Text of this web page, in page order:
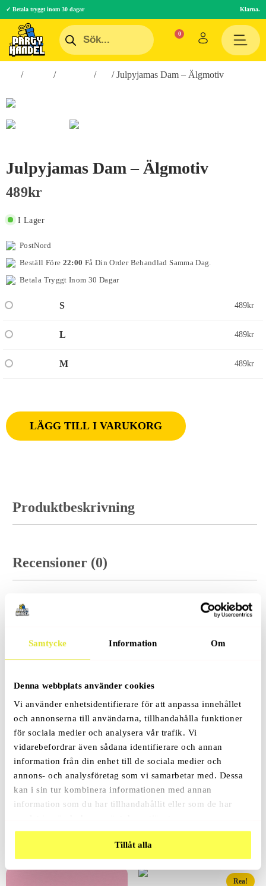
Samtycke Information Om
Denna webbplats använder cookies
Vi använder enhetsidentifierare för att anpassa innehållet
och annonserna till användarna, tillhandahålla funktioner
för sociala medier och analysera vår trafik. Vi
vidarebefordrar även sådana identifierare och annan
information från din enhet till de sociala medier och
annons- och analysföretag som vi samarbetar med. Dessa
kan i sin tur kombinera informationen med annan
information som du har tillhandahållit eller som de har
Tillåt alla
✓ Betala tryggt inom 30 dagar Klarna.
/ / / / Julpyjamas Dam – Älgmotiv
Julpyjamas Dam – Älgmotiv
489Kr
I Lager
PostNord
Beställ Före 22:00 Få Din Order Behandlad Samma Dag.
Betala Tryggt Inom 30 Dagar
S 489kr
L 489kr
M 489kr
LÄGG TILL I VARUKORG
Produktbeskrivning
Recensioner (0)
Relaterade Produkter
Rea!
199Kr
159Kr
Prisrosett
79Kr –119Kr
Rea!